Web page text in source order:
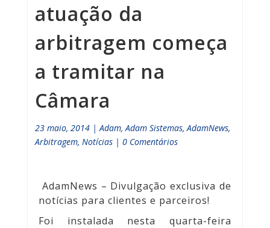
atuação da
arbitragem começa
a tramitar na
Câmara
23 maio, 2014 |Adam,Adam Sistemas,AdamNews,
Arbitragem,Notícias |0 Comentários
AdamNews – Divulgação exclusiva de
notícias para clientes e parceiros!
Foi instalada nesta quarta-feira